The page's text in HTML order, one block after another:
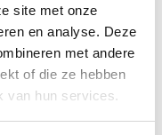
site met onze
en analyse. Deze
met andere
of die ze hebben
van hun services.